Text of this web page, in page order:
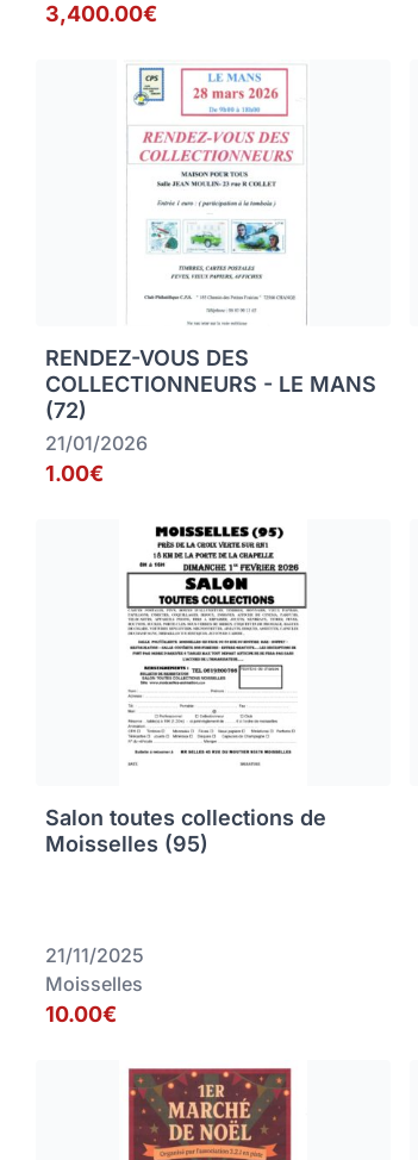
3,400.00€
RENDEZ-VOUS DES
COLLECTIONNEURS - LE MANS
(72)
21/01/2026
1.00€
Salon toutes collections de
Moisselles (95)
21/11/2025
Moisselles
10.00€